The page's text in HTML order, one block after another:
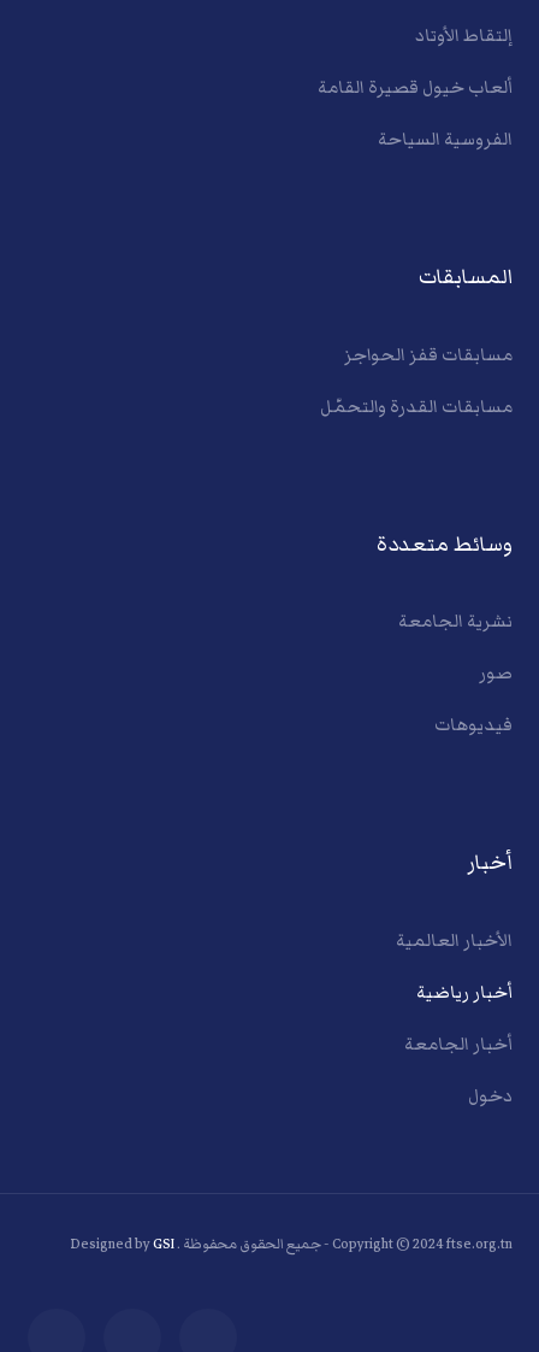
إلتقاط الأوتاد
ألعاب خيول قصيرة القامة
الفروسية السياحة
المسابقات
مسابقات قفز الحواجز
مسابقات القدرة والتحمّل
وسائط متعددة
نشرية الجامعة
صور
فيديوهات
أخبار
الأخبار العالمية
أخبار رياضية
أخبار الجامعة
دخول
Copyright © 2024 ftse.org.tn - جميع الحقوق محفوظة . Designed by GSI